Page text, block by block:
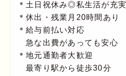
＊土日祝休み◎私生活が充実
＊休出・残業月20時間あり
＊給与前払い対応
急な出費があっても安心
＊地元通勤者大歓迎
最寄り駅から徒歩30分